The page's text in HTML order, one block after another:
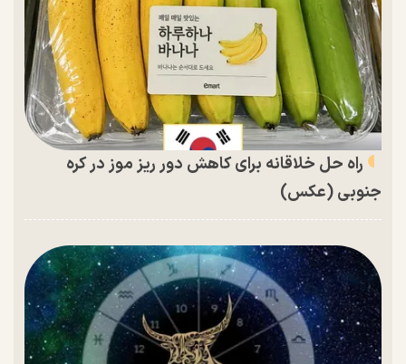
راه حل خلاقانه برای کاهش دور ریز موز در کره
جنوبی (عکس)